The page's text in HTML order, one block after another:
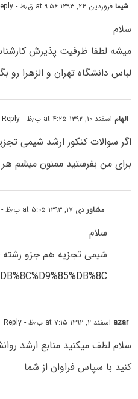
شیمافروردین ۲۴, ۱۳۹۳ at ۹:۵۶ ق٫ظ - Reply
سلام
میشه لطفا ظرفیت پذیرش
لباس دانشگاه تهران و الزهرا رو
الهام اسفند ۱۰, ۱۳۹۲ at ۴:۲۵ ب٫ظ - Reply
برای من بفرستید ممنون میشم
مشاوردی ۱۷, ۱۳۹۳ at ۵:۰۵ ب٫ظ - Reply
سلام
شیمی تجزیه هم جزو
azar اسفند ۲, ۱۳۹۲ at ۷:۱۵ ب٫ظ - Reply
سلام لطف میکنید منابع ارشد
کنید با سپاس فراوان از شما